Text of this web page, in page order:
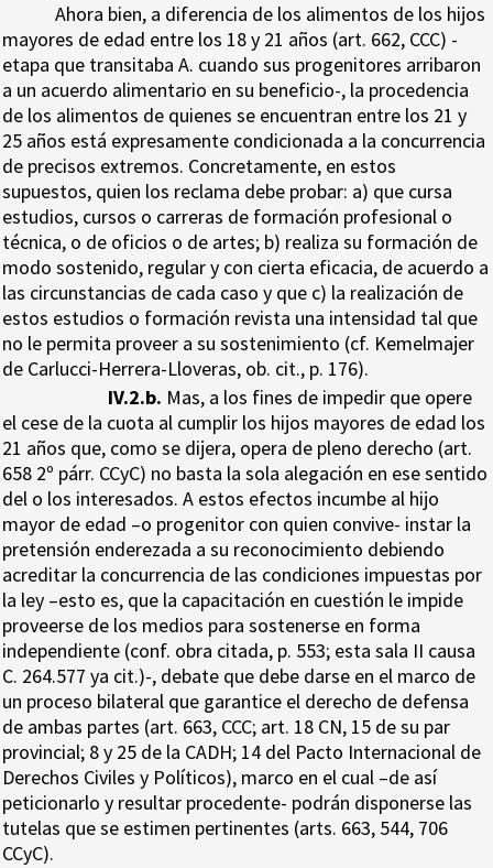
Ahora bien, a diferencia de los alimentos de los hijos
mayores de edad entre los 18 y 21 años (art. 662, CCC) -
etapa que transitaba A. cuando sus progenitores arribaron
a un acuerdo alimentario en su beneficio-, la procedencia
de los alimentos de quienes se encuentran entre los 21 y
25 años está expresamente condicionada a la concurrencia
de precisos extremos. Concretamente, en estos
supuestos, quien los reclama debe probar: a) que cursa
estudios, cursos o carreras de formación profesional o
técnica, o de oficios o de artes; b) realiza su formación de
modo sostenido, regular y con cierta eficacia, de acuerdo a
las circunstancias de cada caso y que c) la realización de
estos estudios o formación revista una intensidad tal que
no le permita proveer a su sostenimiento (cf. Kemelmajer
de Carlucci-Herrera-Lloveras, ob. cit., p. 176).
IV.2.b. Mas, a los fines de impedir que opere
el cese de la cuota al cumplir los hijos mayores de edad los
21 años que, como se dijera, opera de pleno derecho (art.
658 2º párr. CCyC) no basta la sola alegación en ese sentido
del o los interesados. A estos efectos incumbe al hijo
mayor de edad –o progenitor con quien convive- instar la
pretensión enderezada a su reconocimiento debiendo
acreditar la concurrencia de las condiciones impuestas por
la ley –esto es, que la capacitación en cuestión le impide
proveerse de los medios para sostenerse en forma
independiente (conf. obra citada, p. 553; esta sala II causa
C. 264.577 ya cit.)-, debate que debe darse en el marco de
un proceso bilateral que garantice el derecho de defensa
de ambas partes (art. 663, CCC; art. 18 CN, 15 de su par
provincial; 8 y 25 de la CADH; 14 del Pacto Internacional de
Derechos Civiles y Políticos), marco en el cual –de así
peticionarlo y resultar procedente- podrán disponerse las
tutelas que se estimen pertinentes (arts. 663, 544, 706
CCyC).